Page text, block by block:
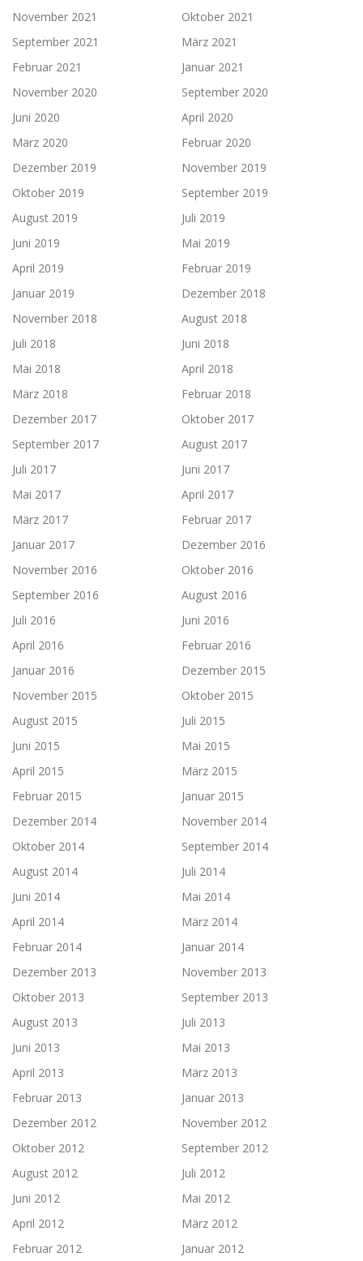
November 2021
Oktober 2021
September 2021
März 2021
Februar 2021
Januar 2021
November 2020
September 2020
Juni 2020
April 2020
März 2020
Februar 2020
Dezember 2019
November 2019
Oktober 2019
September 2019
August 2019
Juli 2019
Juni 2019
Mai 2019
April 2019
Februar 2019
Januar 2019
Dezember 2018
November 2018
August 2018
Juli 2018
Juni 2018
Mai 2018
April 2018
März 2018
Februar 2018
Dezember 2017
Oktober 2017
September 2017
August 2017
Juli 2017
Juni 2017
Mai 2017
April 2017
März 2017
Februar 2017
Januar 2017
Dezember 2016
November 2016
Oktober 2016
September 2016
August 2016
Juli 2016
Juni 2016
April 2016
Februar 2016
Januar 2016
Dezember 2015
November 2015
Oktober 2015
August 2015
Juli 2015
Juni 2015
Mai 2015
April 2015
März 2015
Februar 2015
Januar 2015
Dezember 2014
November 2014
Oktober 2014
September 2014
August 2014
Juli 2014
Juni 2014
Mai 2014
April 2014
März 2014
Februar 2014
Januar 2014
Dezember 2013
November 2013
Oktober 2013
September 2013
August 2013
Juli 2013
Juni 2013
Mai 2013
April 2013
März 2013
Februar 2013
Januar 2013
Dezember 2012
November 2012
Oktober 2012
September 2012
August 2012
Juli 2012
Juni 2012
Mai 2012
April 2012
März 2012
Februar 2012
Januar 2012